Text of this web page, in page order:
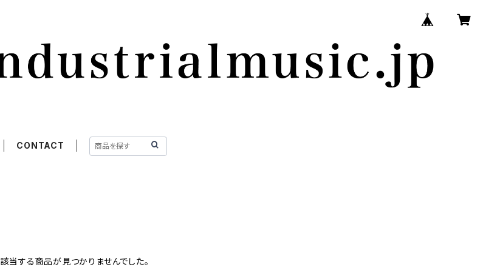
CONTACT
該当する商品が見つかりませんでした。